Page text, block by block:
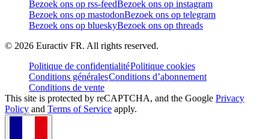
Bezoek ons op rss-feedBezoek ons op instagram
Bezoek ons op mastodonBezoek ons op telegram
Bezoek ons op blueskyBezoek ons op threads
© 2026 Euractiv FR. All rights reserved.
Politique de confidentialitéPolitique cookies
Conditions généralesConditions d’abonnement
Conditions de vente
This site is protected by reCAPTCHA, and the Google Privacy
Policy and Terms of Service apply.